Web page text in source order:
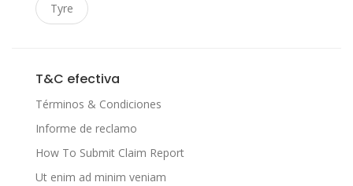
Tyre
T&C efectiva
Términos & Condiciones
Informe de reclamo
How To Submit Claim Report
Ut enim ad minim veniam